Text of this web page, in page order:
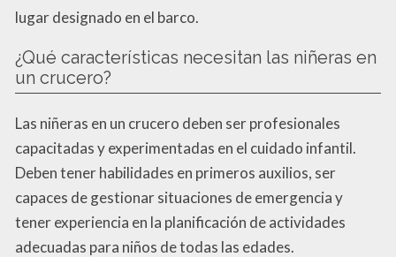
lugar designado en el barco.
¿Qué características necesitan las niñeras en
un crucero?
Las niñeras en un crucero deben ser profesionales
capacitadas y experimentadas en el cuidado infantil.
Deben tener habilidades en primeros auxilios, ser
capaces de gestionar situaciones de emergencia y
tener experiencia en la planificación de actividades
adecuadas para niños de todas las edades.